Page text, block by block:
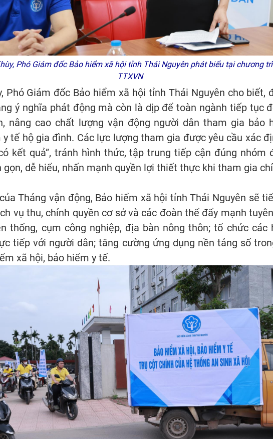
Phó Giám đốc Bảo hiểm xã hội tỉnh Thái Nguyên phát biểu tại chương
TTXVN
Phó Giám đốc Bảo hiểm xã hội tỉnh Thái Nguyên cho biết,
ý nghĩa phát động mà còn là dịp để toàn ngành tiếp tục
nâng cao chất lượng vận động người dân tham gia bảo
y tế hộ gia đình. Các lực lượng tham gia được yêu cầu xác
kết quả”, tránh hình thức, tập trung tiếp cận đúng nhóm
gọn, dễ hiểu, nhấn mạnh quyền lợi thiết thực khi tham gia
Tháng vận động, Bảo hiểm xã hội tỉnh Thái Nguyên sẽ
vụ thu, chính quyền cơ sở và các đoàn thể đẩy mạnh
thống, cụm công nghiệp, địa bàn nông thôn; tổ chức các
tiếp với người dân; tăng cường ứng dụng nền tảng số
xã hội, bảo hiểm y tế.